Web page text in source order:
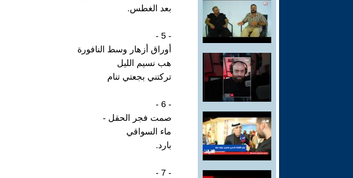
بعد الغطس.
- 5 -
أوراق أزهار وسط النافورة
هب نسيم الليل
تركتني بجعتي تنام
- 6 -
صمت فجر الحقل -
ماء السواقي
بارد.
- 7 -